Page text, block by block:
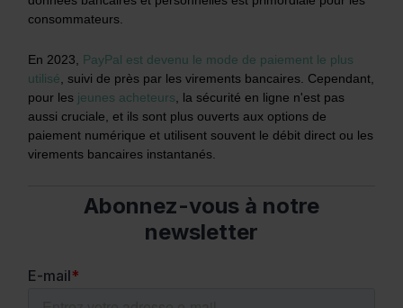
consommateurs.
En 2023, PayPal est devenu le mode de paiement le plus
utilisé , suivi de près par les virements bancaires. Cependant,
pour les jeunes acheteurs , la sécurité en ligne n'est pas
aussi cruciale, et ils sont plus ouverts aux options de
paiement numérique et utilisent souvent le débit direct ou les
virements bancaires instantanés.